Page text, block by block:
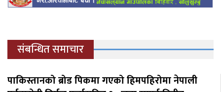
संबन्धित समाचार
पाकिस्तानको ब्रोड पिकमा गएको हिमपहिरोमा नेपाली